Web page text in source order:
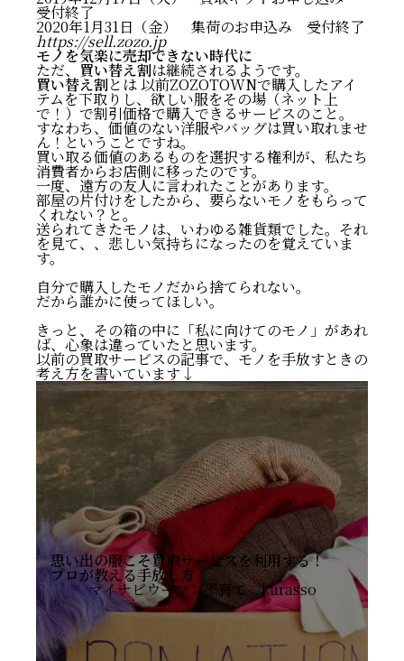
受付終了
2020年1月31日（金） 集荷のお申込み 受付終了
https://sell.zozo.jp
モノを気楽に売却できない時代に
ただ、 買い替え割は継続されるようです。
買い替え割とは 以前ZOZOTOWNで購入したアイ
テムを下取りし、欲しい服をその場（ネット上
で！）で割引価格で購入できるサービスのこと。
すなわち、価値のない洋服やバッグは買い取れませ
ん！ということですね。
買い取る価値のあるものを選択する権利が、私たち
消費者からお店側に移ったのです。
一度、遠方の友人に言われたことがあります。
部屋の片付けをしたから、要らないモノをもらって
くれない？と。
送られてきたモノは、いわゆる雑貨類でした。それ
を見て、、悲しい気持ちになったのを覚えていま
す。
自分で購入したモノだから捨てられない。
だから誰かに使ってほしい。
きっと、その箱の中に「私に向けてのモノ」があれ
ば、心象は違っていたと思います。
以前の買取サービスの記事で、モノを手放すときの
考え方を書いています↓
思い出の服こそ買取サービスを利用する！
プロが教える手放し方
マイナビウーマン子育て kurasso